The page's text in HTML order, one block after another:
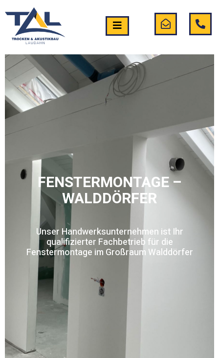
FENSTERMONTAGE –
WALDDÖRFER
Unser Handwerksunternehmen ist Ihr
qualifizierter Fachbetrieb für die
Fenstermontage im Großraum Walddörfer